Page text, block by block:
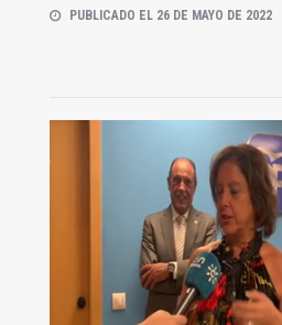
PUBLICADO EL 26 DE MAYO DE 2022